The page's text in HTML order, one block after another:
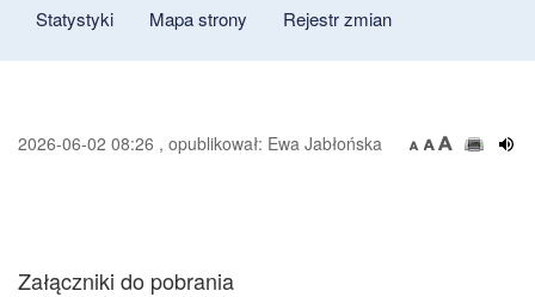
Statystyki Mapa strony Rejestr zmian
2026-06-02 08:26 , opublikował: Ewa Jabłońska
Załączniki do pobrania